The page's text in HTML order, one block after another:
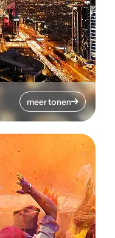
meer tonen